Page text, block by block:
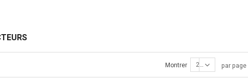
Montrer 24 par page